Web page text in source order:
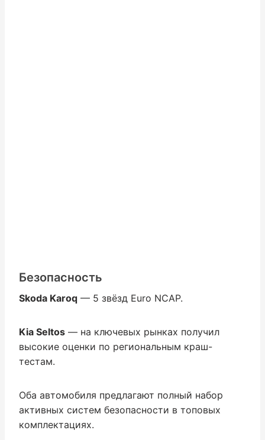
Безопасность
Skoda Karoq — 5 звёзд Euro NCAP.
Kia Seltos — на ключевых рынках получил
высокие оценки по региональным краш-
тестам.
Оба автомобиля предлагают полный набор
активных систем безопасности в топовых
комплектациях.